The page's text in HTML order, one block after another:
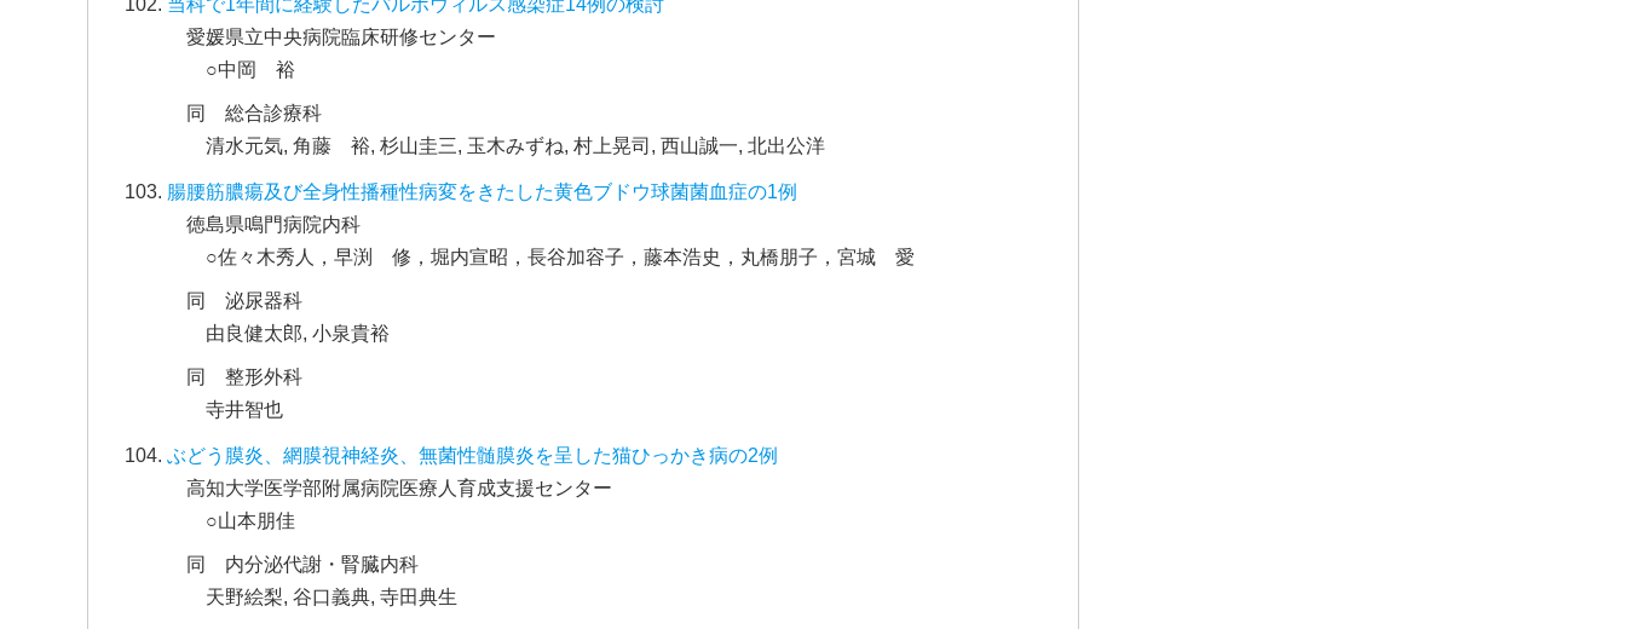
当科で1年間に経験したパルボウィルス感染症14例の検討
愛媛県立中央病院臨床研修センター
○中岡 裕
同 総合診療科
清水元気, 角藤 裕, 杉山圭三, 玉木みずね, 村上晃司, 西山誠一, 北出公洋
腸腰筋膿瘍及び全身性播種性病変をきたした黄色ブドウ球菌菌血症の1例
徳島県鳴門病院内科
○佐々木秀人，早渕 修，堀内宣昭，長谷加容子，藤本浩史，丸橋朋子，宮城 愛
同 泌尿器科
由良健太郎, 小泉貴裕
同 整形外科
寺井智也
ぶどう膜炎、網膜視神経炎、無菌性髄膜炎を呈した猫ひっかき病の2例
高知大学医学部附属病院医療人育成支援センター
○山本朋佳
同 内分泌代謝・腎臓内科
天野絵梨, 谷口義典, 寺田典生